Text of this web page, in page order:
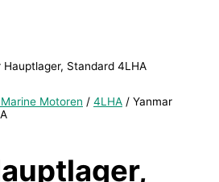
Hauptlager, Standard 4LHA
Motoren / 4LHA / Yanmar